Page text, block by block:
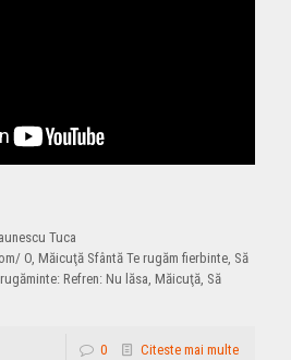
Tuca
O, Măicuţă Sfântă Te rugăm fierbinte, Să
Refren: Nu lăsa, Măicuţă, Să
0 Citeste mai multe